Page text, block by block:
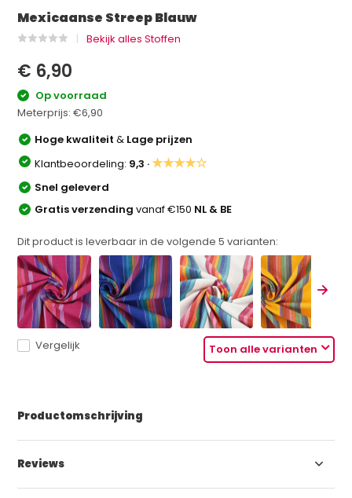
Mexicaanse Streep Blauw
Bekijk alles Stoffen
€ 6,90
Op voorraad
Meterprijs:€6,90
Hoge kwaliteit& Lage prijzen
Klantbeoordeling: 9,3 ·★★★★☆
Snel geleverd
Gratis verzendingvanaf €150 NL & BE
Dit product is leverbaar in de volgende5 varianten:
Toon alle varianten
Vergelijk
Productomschrijving
Reviews